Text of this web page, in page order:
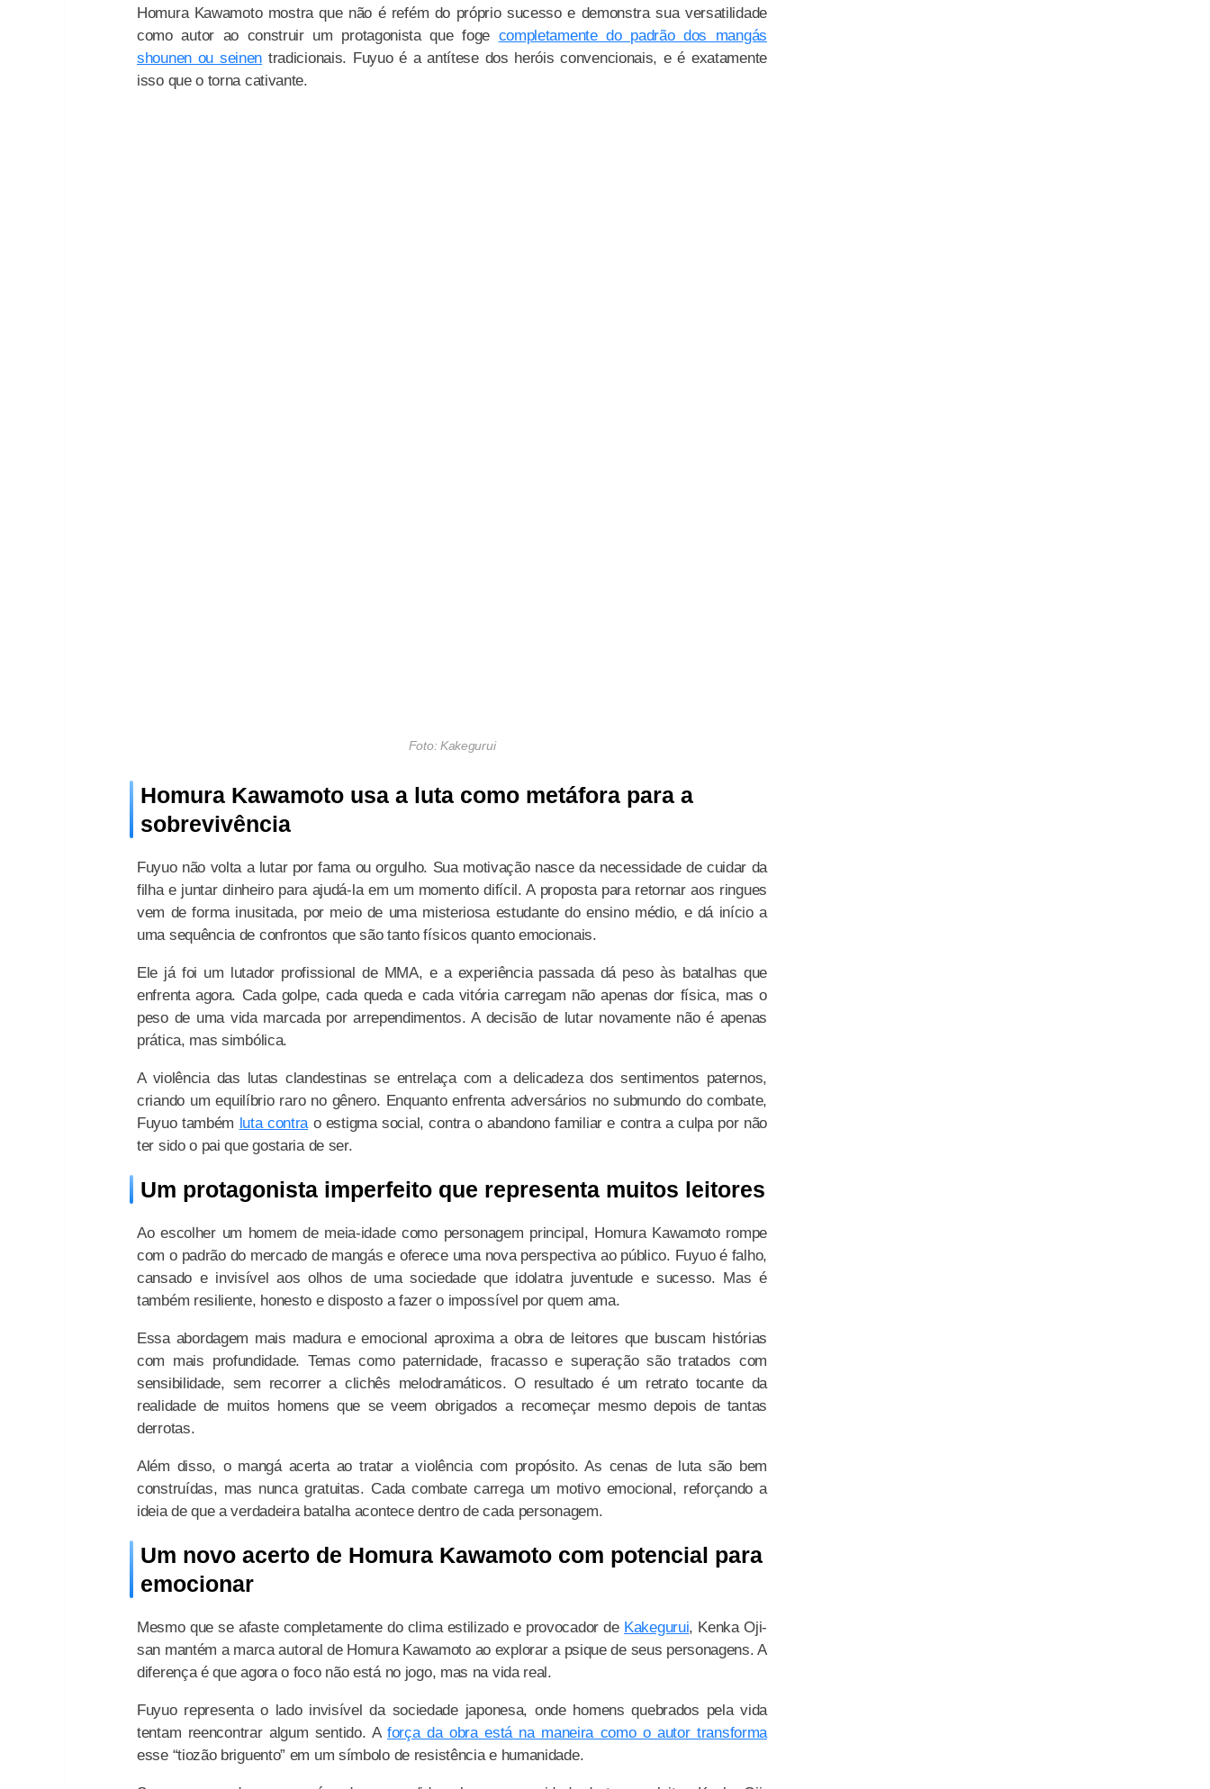
Homura Kawamoto mostra que não é refém do próprio sucesso e demonstra sua versatilidade
como autor ao construir um protagonista que foge completamente do padrão dos mangás
shounen ou seinen tradicionais. Fuyuo é a antítese dos heróis convencionais, e é exatamente
isso que o torna cativante.
Foto: Kakegurui
Homura Kawamoto usa a luta como metáfora para a
sobrevivência
Fuyuo não volta a lutar por fama ou orgulho. Sua motivação nasce da necessidade de cuidar da
filha e juntar dinheiro para ajudá-la em um momento difícil. A proposta para retornar aos ringues
vem de forma inusitada, por meio de uma misteriosa estudante do ensino médio, e dá início a
uma sequência de confrontos que são tanto físicos quanto emocionais.
Ele já foi um lutador profissional de MMA, e a experiência passada dá peso às batalhas que
enfrenta agora. Cada golpe, cada queda e cada vitória carregam não apenas dor física, mas o
peso de uma vida marcada por arrependimentos. A decisão de lutar novamente não é apenas
prática, mas simbólica.
A violência das lutas clandestinas se entrelaça com a delicadeza dos sentimentos paternos,
criando um equilíbrio raro no gênero. Enquanto enfrenta adversários no submundo do combate,
Fuyuo também luta contra o estigma social, contra o abandono familiar e contra a culpa por não
ter sido o pai que gostaria de ser.
Um protagonista imperfeito que representa muitos leitores
Ao escolher um homem de meia-idade como personagem principal, Homura Kawamoto rompe
com o padrão do mercado de mangás e oferece uma nova perspectiva ao público. Fuyuo é falho,
cansado e invisível aos olhos de uma sociedade que idolatra juventude e sucesso. Mas é
também resiliente, honesto e disposto a fazer o impossível por quem ama.
Essa abordagem mais madura e emocional aproxima a obra de leitores que buscam histórias
com mais profundidade. Temas como paternidade, fracasso e superação são tratados com
sensibilidade, sem recorrer a clichês melodramáticos. O resultado é um retrato tocante da
realidade de muitos homens que se veem obrigados a recomeçar mesmo depois de tantas
derrotas.
Além disso, o mangá acerta ao tratar a violência com propósito. As cenas de luta são bem
construídas, mas nunca gratuitas. Cada combate carrega um motivo emocional, reforçando a
ideia de que a verdadeira batalha acontece dentro de cada personagem.
Um novo acerto de Homura Kawamoto com potencial para
emocionar
Mesmo que se afaste completamente do clima estilizado e provocador de Kakegurui, Kenka Oji-
san mantém a marca autoral de Homura Kawamoto ao explorar a psique de seus personagens. A
diferença é que agora o foco não está no jogo, mas na vida real.
Fuyuo representa o lado invisível da sociedade japonesa, onde homens quebrados pela vida
tentam reencontrar algum sentido. Aforça da obra está na maneira como o autor transforma
esse “tiozão briguento” em um símbolo de resistência e humanidade.